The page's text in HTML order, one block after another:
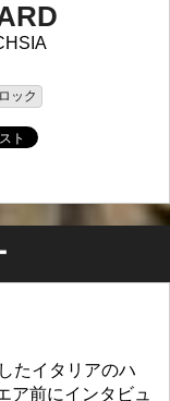
ック
たイタリアのハ
ア前にインタビュ